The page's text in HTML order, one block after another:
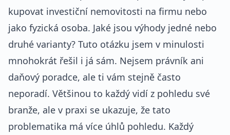
kupovat investiční nemovitosti na firmu nebo
jako fyzická osoba. Jaké jsou výhody jedné nebo
druhé varianty? Tuto otázku jsem v minulosti
mnohokrát řešil i já sám. Nejsem právník ani
daňový poradce, ale ti vám stejně často
neporadí. Většinou to každý vidí z pohledu své
branže, ale v praxi se ukazuje, že tato
problematika má více úhlů pohledu. Každý